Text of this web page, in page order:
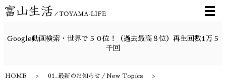
メ
Google動画検索・世界で５０位！（過去最高８位）再生回数1万５
千回
HOME
01_最新のお知らせ／New Topics